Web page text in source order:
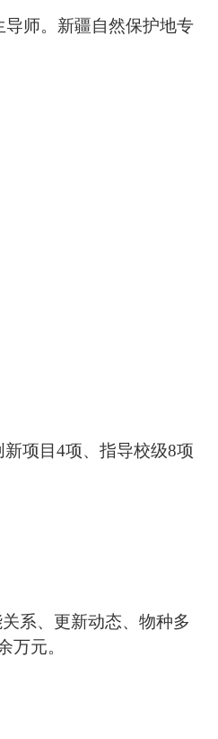
师。新疆自然保护地专
项目 4项、指导校级8项
系、更新动态、物种多
万元。